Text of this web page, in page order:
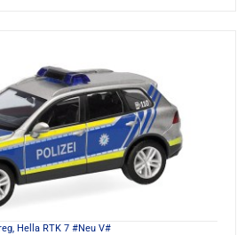
Hella RTK 7 #Neu V#